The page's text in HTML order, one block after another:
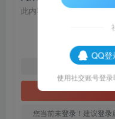
此内容为付费资源，请付
R币
黄金会员R币18
您当前未登录 ！建议登录
QQ登
使用社交账号登